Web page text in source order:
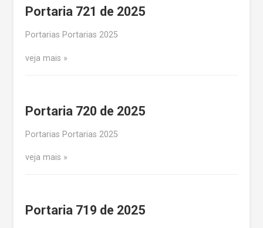
Portaria 721 de 2025
Portarias Portarias 2025
veja mais
Portaria 720 de 2025
Portarias Portarias 2025
veja mais
Portaria 719 de 2025